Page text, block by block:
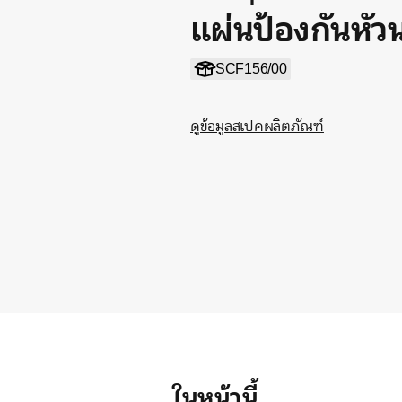
แผ่นป้องกันหัว
SCF156/00
ดูข้อมูลสเปคผลิตภัณฑ์